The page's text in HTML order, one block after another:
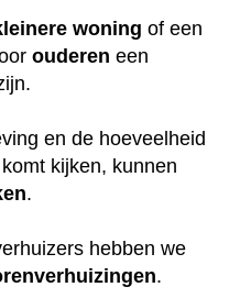
woning of een
ouderen een
en de hoeveelheid
kijken, kunnen
.
hebben we
.